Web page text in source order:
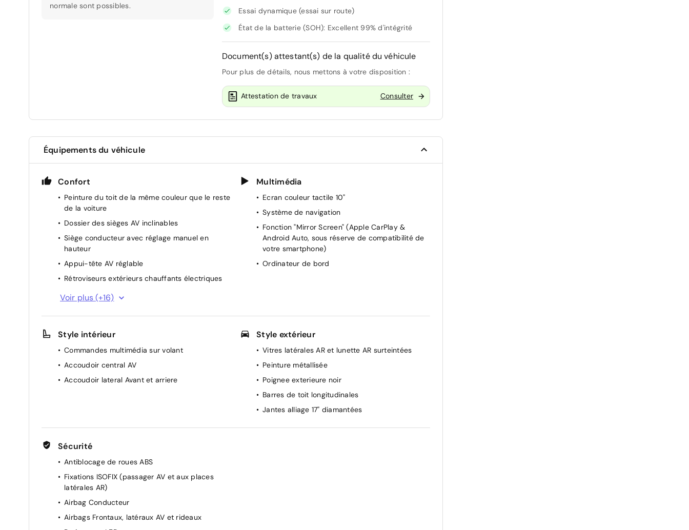
normale sont possibles.
Essai dynamique (essai sur route)
État de la batterie (SOH): Excellent 99% d'intégrité
Document(s) attestant(s) de la qualité du véhicule
Pour plus de détails, nous mettons à votre disposition :
Attestation de travaux Consulter
Équipements du véhicule
Confort
Peinture du toit de la même couleur que le reste
de la voiture
Dossier des sièges AV inclinables
Siège conducteur avec réglage manuel en
hauteur
Appui-tête AV réglable
Rétroviseurs extérieurs chauffants électriques
Rétroviseurs extérieurs rabattables
électriquement
Chargeur embarqué 11kW (correspond à un
chargeur mais pas un câble, permettant au
véhicule de supporter une charge rapide
compatible aux bornes publiques et domiciles)
Climatisation automatique
Projecteurs réglables manuellement
Appui-tête AR réglable
Commutation automatique des feux de route /
feux de croisement
Aide au stationnement AR
Pochettes de rangement à l'AR des sièges AV
Siège passager à réglage mécanique
Voir plus (+16)
Multimédia
Ecran couleur tactile 10"
Système de navigation
Fonction "Mirror Screen" (Apple CarPlay &
Android Auto, sous réserve de compatibilité de
votre smartphone)
Ordinateur de bord
Style intérieur
Commandes multimédia sur volant
Accoudoir central AV
Accoudoir lateral Avant et arriere
Style extérieur
Vitres latérales AR et lunette AR surteintées
Peinture métallisée
Poignee exterieure noir
Barres de toit longitudinales
Jantes alliage 17" diamantées
Sécurité
Antiblocage de roues ABS
Fixations ISOFIX (passager AV et aux places
latérales AR)
Airbag Conducteur
Airbags Frontaux, latéraux AV et rideaux